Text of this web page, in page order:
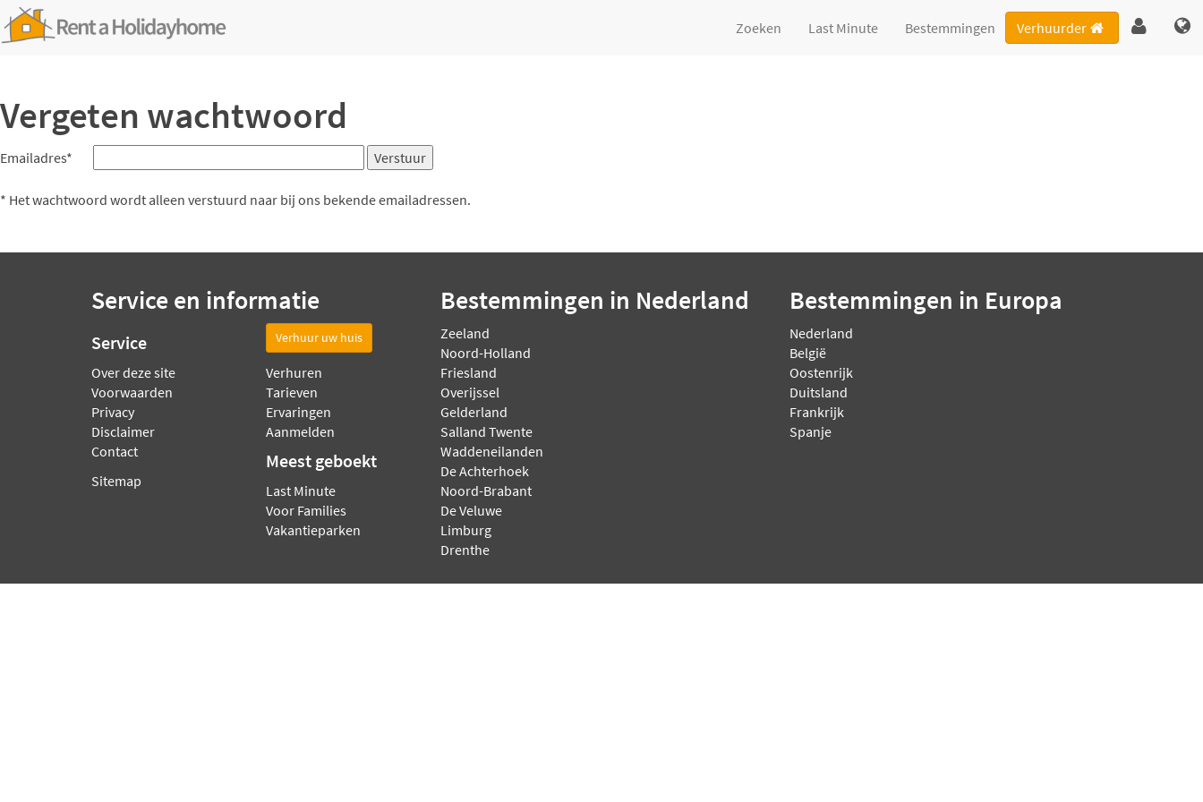
Verhuurder
Zoeken Last Minute Bestemmingen
Vergeten wachtwoord
Emailadres*
* Het wachtwoord wordt alleen verstuurd naar bij ons bekende emailadressen.
Service en informatie
Service
Over deze site
Voorwaarden
Privacy
Disclaimer
Contact
Sitemap
Verhuur uw huis
Verhuren
Tarieven
Ervaringen
Aanmelden
Meest geboekt
Last Minute
Voor Families
Vakantieparken
Bestemmingen in Nederland
Zeeland
Noord-Holland
Friesland
Overijssel
Gelderland
Salland Twente
Waddeneilanden
De Achterhoek
Noord-Brabant
De Veluwe
Limburg
Drenthe
Bestemmingen in Europa
Nederland
België
Oostenrijk
Duitsland
Frankrijk
Spanje